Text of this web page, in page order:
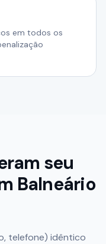
em todos os
seu
Balneário
telefone) idêntico